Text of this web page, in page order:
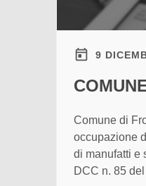
9
Comune di
occupazione
di manufatti e
DCC n. 85